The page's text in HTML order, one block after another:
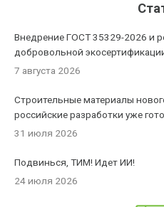
Внедрение ГОСТ 35329-2026 и
добровольной
7 августа 2026
Строительные материалы
российские разработки уже
31 июля 2026
Подвинься, ТИМ! Идет ИИ!
24 июля 2026